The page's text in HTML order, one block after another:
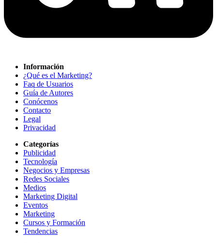
Información
¿Qué es el Marketing?
Faq de Usuarios
Guía de Autores
Conócenos
Contacto
Legal
Privacidad
Categorías
Publicidad
Tecnología
Negocios y Empresas
Redes Sociales
Medios
Marketing Digital
Eventos
Marketing
Cursos y Formación
Tendencias